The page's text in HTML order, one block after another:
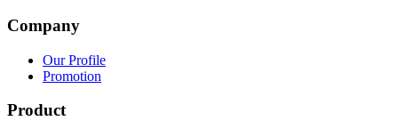
Company
Our Profile
Promotion
Product